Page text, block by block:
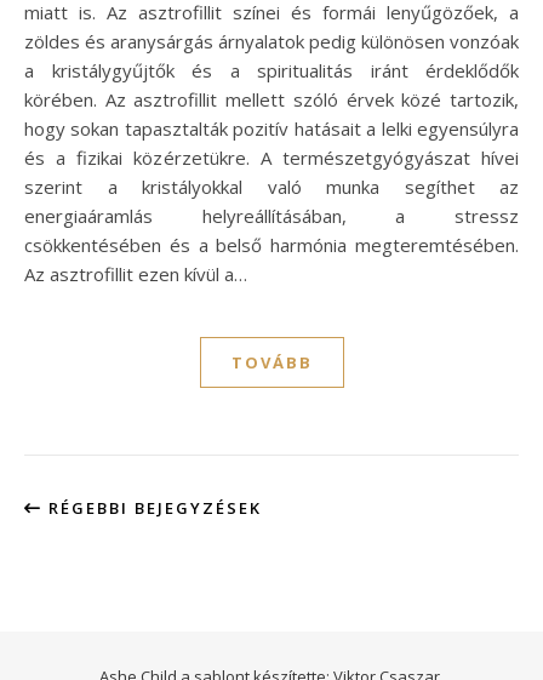
miatt is. Az asztrofillit színei és formái lenyűgözőek, a
zöldes és aranysárgás árnyalatok pedig különösen vonzóak
a kristálygyűjtők és a spiritualitás iránt érdeklődők
körében. Az asztrofillit mellett szóló érvek közé tartozik,
hogy sokan tapasztalták pozitív hatásait a lelki egyensúlyra
és a fizikai közérzetükre. A természetgyógyászat hívei
szerint a kristályokkal való munka segíthet az
energiaáramlás helyreállításában, a stressz
csökkentésében és a belső harmónia megteremtésében.
Az asztrofillit ezen kívül a…
TOVÁBB
RÉGEBBI BEJEGYZÉSEK